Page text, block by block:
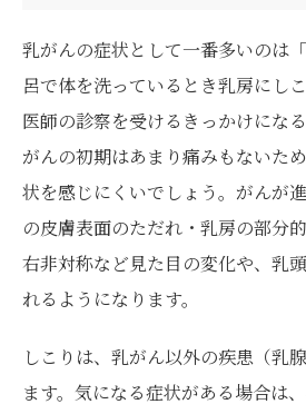
乳がんの症状として一番多いのは
呂で体を洗っているとき乳房にし
医師の診察を受けるきっかけにな
がんの初期はあまり痛みもないた
状を感じにくいでしょう。がんが
の皮膚表面のただれ・乳房の部分
右非対称など見た目の変化や、乳
れるようになります。
しこりは、乳がん以外の疾患（乳
ます。気になる症状がある場合は